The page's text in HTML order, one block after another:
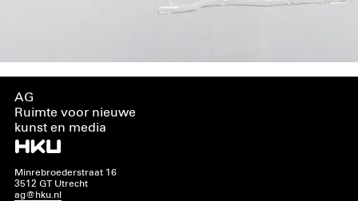
AG
Ruimte voor nieuwe
kunst en media
Minrebroederstraat 16
3512 GT Utrecht
ag@hku.nl